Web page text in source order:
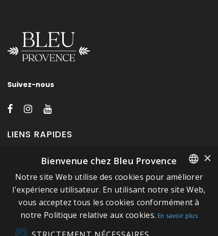
Suivez-nous
LIENS RAPIDES
A propos de Bleu Provence
Mentions légales
Conditions de vente
Nous contacter
Visitez notre Showroom
FRENCH
ITALIAN
GERMAN
×
Bienvenue chez Bleu Provence
Notre site Web utilise des cookies pour améliorer
l'expérience utilisateur. En utilisant notre site Web,
vous acceptez tous les cookies conformément à
notre Politique relative aux cookies. En savoir plus